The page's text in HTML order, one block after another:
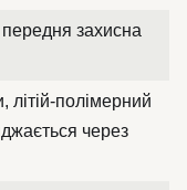
захисна
літій-полімерний
через